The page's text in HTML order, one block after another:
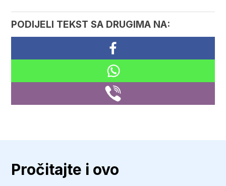
PODIJELI TEKST SA DRUGIMA NA:
Pročitajte i ovo